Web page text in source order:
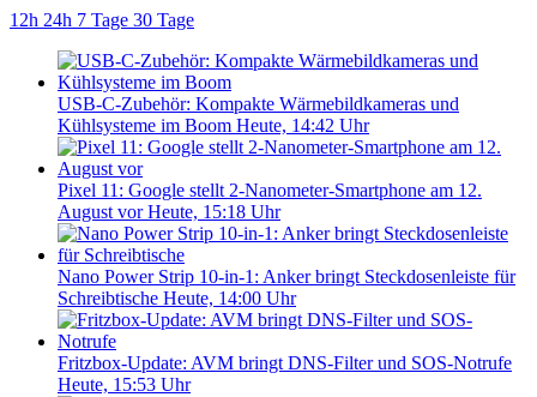
12h 24h 7 Tage 30 Tage
USB-C-Zubehör: Kompakte Wärmebildkameras und
Kühlsysteme im Boom Heute, 14:42 Uhr
Pixel 11: Google stellt 2-Nanometer-Smartphone am 12.
August vor Heute, 15:18 Uhr
Nano Power Strip 10-in-1: Anker bringt Steckdosenleiste für
Schreibtische Heute, 14:00 Uhr
Fritzbox-Update: AVM bringt DNS-Filter und SOS-Notrufe
Heute, 15:53 Uhr